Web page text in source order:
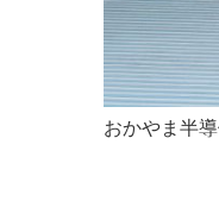
おかやま半